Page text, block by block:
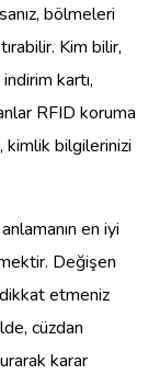
bölmeleri
Kim bilir,
kartı,
RFID koruma
kimlik bilgilerinizi
en iyi
Değişen
dikkat etmeniz
cüzdan
karar